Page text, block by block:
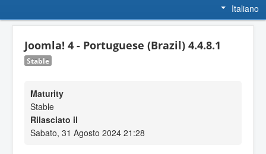
Italiano
Joomla! 4 - Portuguese (Brazil) 4.4.8.1
Stable
Maturity
Stable
Rilasciato il
Sabato, 31 Agosto 2024 21:28